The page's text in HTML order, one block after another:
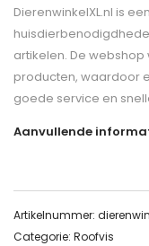
DierenwinkelXL.nl is
artikelen. De
producten, waardoor
goede service en
Aanvullende
Artikelnummer:
Categorie: Roofvis